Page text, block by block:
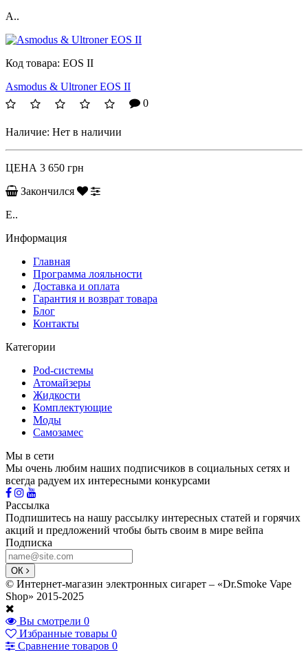
A..
Код товара: EOS II
Asmodus & Ultroner EOS II
0
Наличие: Нет в наличии
ЦЕНА 3 650 грн
Закончился
E..
Информация
Главная
Программа лояльности
Доставка и оплата
Гарантия и возврат товара
Блог
Контакты
Категории
Pod-системы
Атомайзеры
Жидкости
Комплектующие
Моды
Самозамес
Мы в сети
Мы очень любим наших подписчиков в социальных сетях и
всегда радуем их интересными конкурсами
Рассылка
Подпишитесь на нашу рассылку интересных статей и горячих
акций и предложений чтобы быть своим в мире вейпа
Подписка
ОК
© Интернет-магазин электронных сигарет – «Dr.Smoke Vape
Shop» 2015-2025
Вы смотрели 0
Избранные товары 0
Сравнение товаров 0